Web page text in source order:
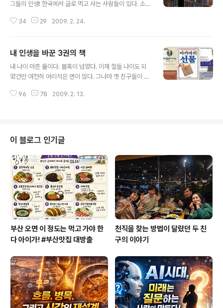
그들의 인생! 한국에서 글로 먹고 사는 사람들이 있다. 소위
술가들을 직접 만나 그들이 어떻게 글을 쓰고 어떻게 살아
글쟁이라고 말할 수는 없을 것이다. 하지만 어느 정도의 대
표성을 가지려고 여러 분야의 다양한 경력을 갖춘 작가들
을 다룬 면이 있다. (이미지출처: YES24) 무엇보다 이 책
들은 어떻게 살아가고 있는가에 대한 생생한 정보가 담겨
34 29 2009. 2. 24.
내 인생을 바꾼 3권의 책
내 나이 마흔 둘이다. 불혹이 넘었다. 이제 철들 나이도 되
었건만 여전히 어리석은 면이 많다. 그나마 옛 친구들이 지
의 모습으로 살아가는 것이 마냥 신기한 모양이다. 그랬다.
다. ‘책 읽는데 시간 낭비하느니 차라리 교과서 한 번 더 보
겠다.’는 생각하면서도 성적은 열등생이었던 못난 젊은이였
다. 그럼에도 불구하고 지금 내가 이 정도의 모습이라도 살
게 된 것은 책 덕분이었다. 유년시절에 내가 책을 읽으면서
살아갈 것이라고는 결코 생각지 못했다. 젊은 날에 내 인생
을 뒤흔든..
96 78 2009. 2. 13.
이 블로그 인기글
부산 오면 이 정도는 먹고 가야 한
다 아이가! #부산맛집 대방출
천직을 찾는 방법이 달랐던 두 친
구의 이야기